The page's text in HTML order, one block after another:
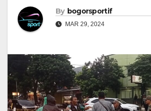
By bogorsportif
MAR 29, 2024